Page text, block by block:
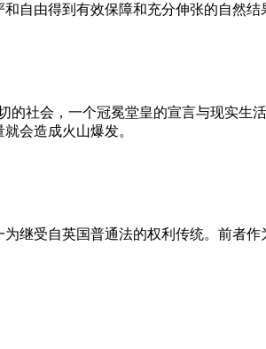
自由得到有效保障和充分伸张的自然
的社会，一个冠冕堂皇的宣言与现实
会造成火山爆发。
继受自英国普通法的权利传统。前